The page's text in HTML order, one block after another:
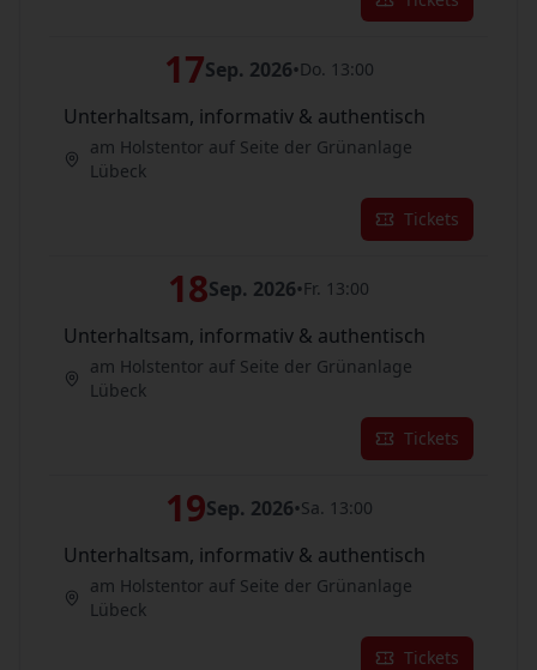
17Sep. 2026•Do. 13:00
Unterhaltsam, informativ & authentisch
am Holstentor auf Seite der Grünanlage
Lübeck
Tickets
18Sep. 2026•Fr. 13:00
Unterhaltsam, informativ & authentisch
am Holstentor auf Seite der Grünanlage
Lübeck
Tickets
19Sep. 2026•Sa. 13:00
Unterhaltsam, informativ & authentisch
am Holstentor auf Seite der Grünanlage
Lübeck
Tickets